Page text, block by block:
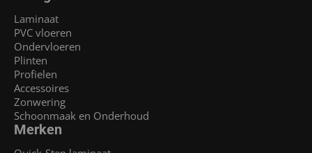
Laminaat
PVC vloeren
Ondervloeren
Plinten
Profielen
Accessoires
Zonwering
Schoonmaak en Onderhoud
Merken